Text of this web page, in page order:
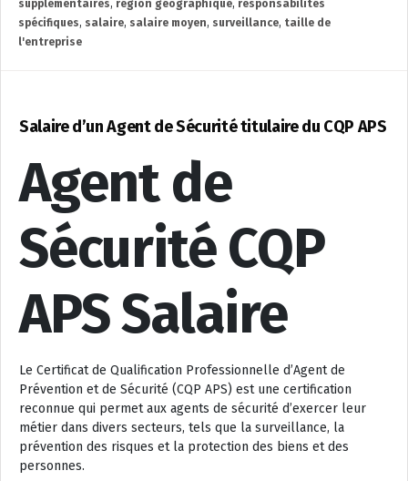
supplémentaires, région géographique, responsabilités
spécifiques, salaire, salaire moyen, surveillance, taille de
l'entreprise
Salaire d’un Agent de Sécurité titulaire du CQP APS
Agent de
Sécurité CQP
APS Salaire
Le Certificat de Qualification Professionnelle d’Agent de
Prévention et de Sécurité (CQP APS) est une certification
reconnue qui permet aux agents de sécurité d’exercer leur
métier dans divers secteurs, tels que la surveillance, la
prévention des risques et la protection des biens et des
personnes.